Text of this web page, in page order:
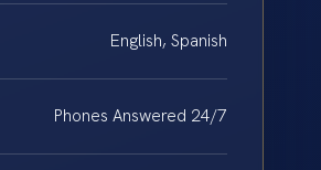
English, Spanish
Phones Answered 24/7